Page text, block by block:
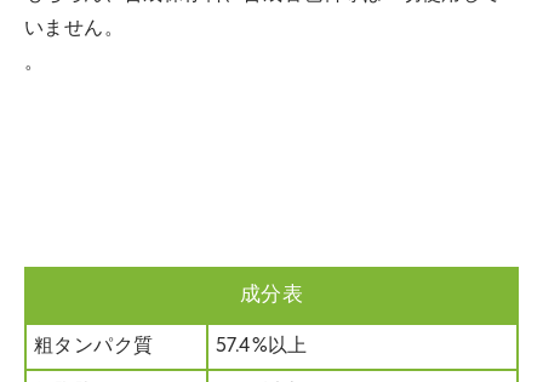
いません。
。
成分表
粗タンパク質 57.4%以上